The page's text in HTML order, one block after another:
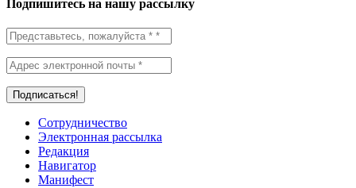
Подпишитесь на нашу рассылку
Сотрудничество
Электронная рассылка
Редакция
Навигатор
Манифест